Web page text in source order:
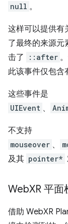
null 。
这样可以提供有
了最终的来源元
击了
::after
此该事件仅包含
这些事件是
UIEvent 、
不支持
mouseover 、
及其 pointer*
WebXR 平面
借助 WebXR